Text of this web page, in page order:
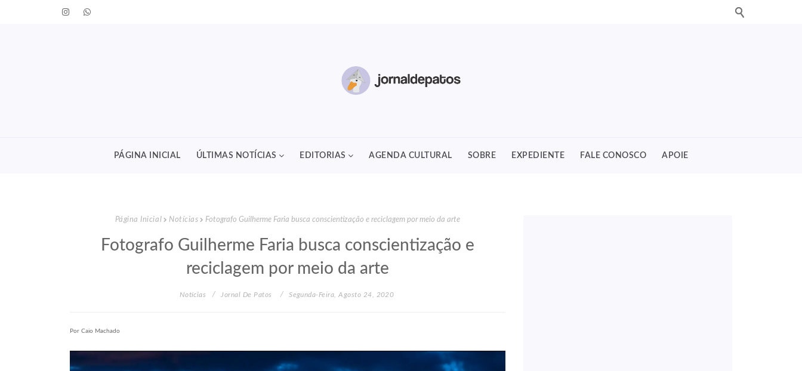
PÁGINA INICIAL ÚLTIMAS NOTÍCIAS EDITORIAS AGENDA CULTURAL SOBRE EXPEDIENTE FALE CONOSCO APOIE
Página Inicial Notícias Fotografo Guilherme Faria busca conscientização e reciclagem por meio da arte
Fotografo Guilherme Faria busca conscientização e
reciclagem por meio da arte
Notícias Jornal De Patos Segunda-Feira, Agosto 24, 2020
Por Caio Machado